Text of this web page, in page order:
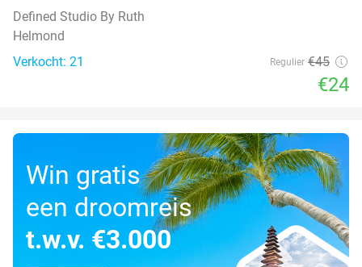
Defined Studio By Ruth
Helmond
Verkocht: 21
Regulier €45
€24
Win gratis
een droomreis
t.w.v. €3.000